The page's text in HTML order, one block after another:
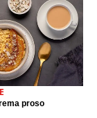
proso